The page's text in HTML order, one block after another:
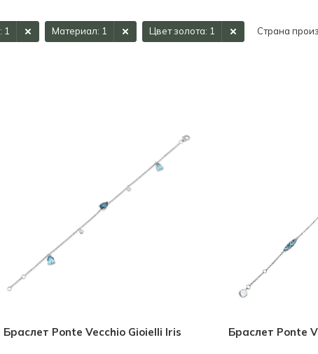
: 1 Материал: 1 Цвет золота: 1 Страна
Браслет Ponte Vecchio Gioielli Iris Браслет Ponte